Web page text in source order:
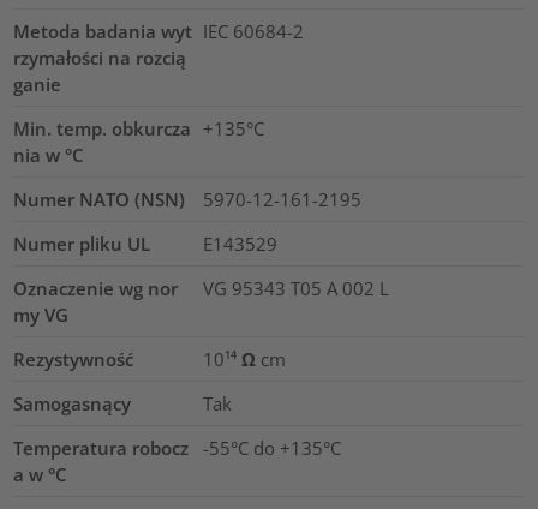
Metoda badania wyt
rzymałości na rozcią
ganie
IEC 60684-2
Min. temp. obkurcza
nia w °C
+135°C
Numer NATO (NSN)
5970-12-161-2195
Numer pliku UL
E143529
Oznaczenie wg nor
my VG
VG 95343 T05 A 002 L
Rezystywność
10¹⁴ Ω cm
Samogasnący
Tak
Temperatura robocz
a w °C
-55°C do +135°C